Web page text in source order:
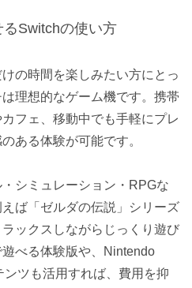
Switchの使い方
の時間を楽しみたい方にとっ
理想的なゲーム機です。携帯
フェ、移動中でも手軽にプレ
ある体験が可能です。
シミュレーション・RPGな
ば「ゼルダの伝説」シリーズ
ックスしながらじっくり遊び
べる体験版や、Nintendo
ツも活用すれば、費用を抑